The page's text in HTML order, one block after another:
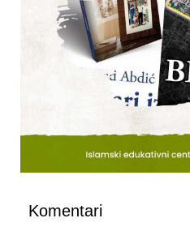
Komentari